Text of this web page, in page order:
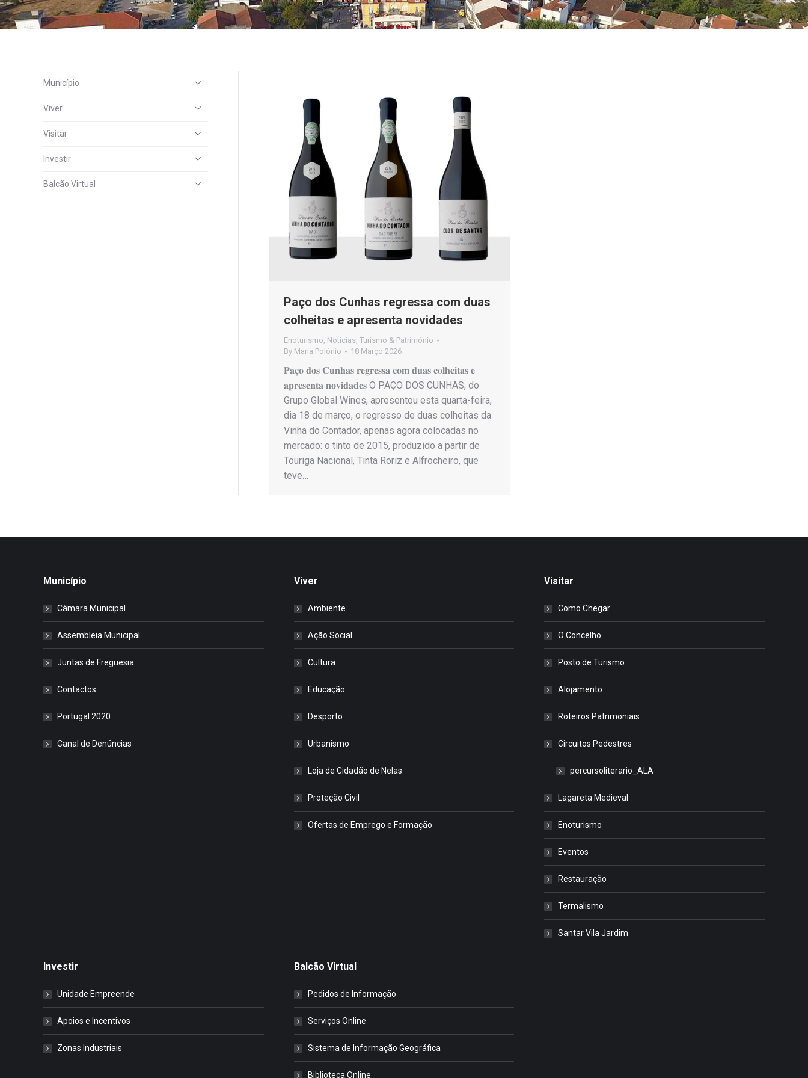
Paço dos Cunhas regressa com duas
colheitas e apresenta novidades
Enoturismo, Notícias, Turismo & Património
By Maria Polónio 18 Março 2026
𝐏𝐚𝐜̧𝐨 𝐝𝐨𝐬 𝐂𝐮𝐧𝐡𝐚𝐬 𝐫𝐞𝐠𝐫𝐞𝐬𝐬𝐚 𝐜𝐨𝐦 𝐝𝐮𝐚𝐬 𝐜𝐨𝐥𝐡𝐞𝐢𝐭𝐚𝐬 𝐞
𝐚𝐩𝐫𝐞𝐬𝐞𝐧𝐭𝐚 𝐧𝐨𝐯𝐢𝐝𝐚𝐝𝐞𝐬 O PAÇO DOS CUNHAS, do
Grupo Global Wines, apresentou esta quarta-feira,
dia 18 de março, o regresso de duas colheitas da
Vinha do Contador, apenas agora colocadas no
mercado: o tinto de 2015, produzido a partir de
Touriga Nacional, Tinta Roriz e Alfrocheiro, que
teve…
Município
Viver
Visitar
Investir
Balcão Virtual
Município
Câmara Municipal
Assembleia Municipal
Juntas de Freguesia
Contactos
Portugal 2020
Canal de Denúncias
Viver
Ambiente
Ação Social
Cultura
Educação
Desporto
Urbanismo
Loja de Cidadão de Nelas
Proteção Civil
Ofertas de Emprego e Formação
Visitar
Como Chegar
O Concelho
Posto de Turismo
Alojamento
Roteiros Patrimoniais
Circuitos Pedestres
percursoliterario_ALA
Lagareta Medieval
Enoturismo
Eventos
Restauração
Termalismo
Santar Vila Jardim
Investir
Unidade Empreende
Apoios e Incentivos
Zonas Industriais
Balcão Virtual
Pedidos de Informação
Serviços Online
Sistema de Informação Geográfica
Biblioteca Online